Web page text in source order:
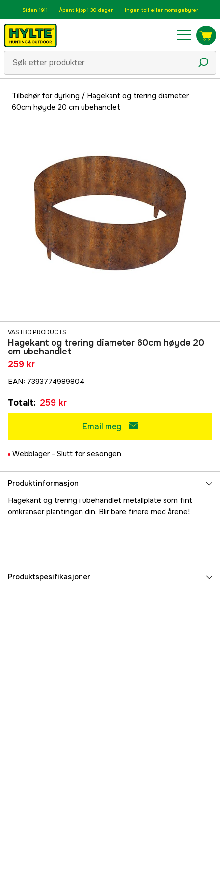
Siden 1911 Åpent kjøp i 30 dager Ingen toll eller momsgebyrer
Tilbehør for dyrking / Hagekant og trering diameter
60cm høyde 20 cm ubehandlet
VASTBO PRODUCTS
Hagekant og trering diameter 60cm høyde 20
cm ubehandlet
259 kr
EAN: 7393774989804
Totalt: 259 kr
Email meg
Webblager - Slutt for sesongen
Produktinformasjon
Hagekant og trering i ubehandlet metallplate som fint
omkranser plantingen din. Blir bare finere med årene!
Produktspesifikasjoner